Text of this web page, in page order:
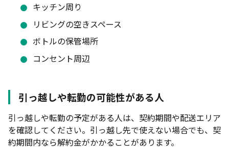
キッチン周り
リビングの空きスペース
ボトルの保管場所
コンセント周辺
引っ越しや転勤の可能性がある人
引っ越しや転勤の予定がある人は、契約期間や配送エリア
を確認してください。引っ越し先で使えない場合でも、契
約期間内なら解約金がかかることがあります。